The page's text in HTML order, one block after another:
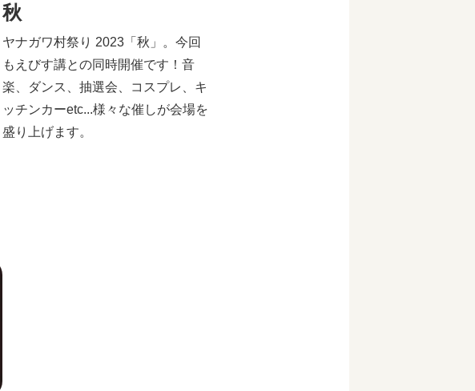
秋
ヤナガワ村祭り 2023「秋」。今回
もえびす講との同時開催です！音
楽、ダンス、抽選会、コスプレ、キ
ッチンカーetc...様々な催しが会場を
盛り上げます。